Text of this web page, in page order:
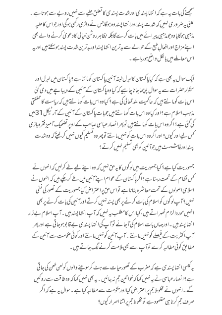
سمجھنے کی بات یہ ہے کہ انتہا پسندی اور شدت پسندی کا تعلق حلیے سے نہیں رویے سے ہوتا ہے۔
یعنی یہ ضروری نہیں کہ شدت پسند اور انتہا پسند وہ ہوگا جس نے داڑی رکھی ہوگی اور جو اس کا حلیہ
مذہبی ہوگا یا وہ جو مذہبی پیرائے میں بات کرے گا بلکہ بظاہر روشن خیالی کا دعویٰ کرنے والے بھی
اپنے مزاج اور افعالِ طبع کے حوالے سے بدترین انتہا پسند اور بدترین شدت پسند ہو سکتے ہیں اور یہ
اس معاملے میں بالکل واضح ہو رہا ہے۔
ایک سوال یہ بھی ہے کہ کیا پاکستان کا لبرل طبقہ آئینِ پاکستان کو مانتا ہے؟ پاکستان میں لبرل اور
سیکولر حضرات سے یہ سوال پوچھا جانا چاہیے کہ کیا وہ پاکستان کے آئین کے دیباچے میں دی گئی
اس بات کو مانتے ہیں کہ حاکمیت اللہ تعالیٰ کی ہے؟ کیا وہ اس بات کو مانتے ہیں کہ ریاست کا مملکتی
مذہب اسلام ہے؟ اور کیا وہ اس بات کو مانتے ہیں جو بات پاکستان کے آئین کے آرٹیکل 31 میں
کی گئی ہے؟ اگر وہ اس بات کو مانتے ہیں تو پھر انصار عباسی صاحب کے اوپر تضحیک آمیز فقرہ بازی
کس لیے اور کیوں ؟ اور اگر وہ اس بات کو نہیں مانتے تو پھر وہ تسلیم کیوں نہیں کر لیتے کہ وہ شدت
پسند اور فاشسٹ ہیں جو آئین کو بھی تسلیم نہیں کرتے؟
جمہوریت کیا ہے؟ کیا جمہوریت میں لوگوں کا یہ حق نہیں کہ وہ اپنے لیے طے کر لیں کہ انہوں نے
کس نظام کے تحت رہنا ہے؟ اگر پاکستان کے عوام اپنے آئین میں طے کر چکے ہیں کہ انہوں نے
اسلامی اصولوں کے تحت معاشرہ بنانا ہے تو اس حق پر اعتراض کیا جمہوریت کے تصور کی نفی
نہیں؟آپ لوگوں کو اسلام کی بات کرنے پر بھی پسند نہیں کرتے اور آئین کی بات کرنے پر بھی
انہیں مورد الزام ٹھہراتے ہیں ، کیا اس کا مطلب یہ نہیں کہ آپ انتہا پسند ہیں ۔ آپ اسلام بے زار
انتہا پسند ہیں ۔ اور جہاں بات اسلام کی آ جائے تو آپ کی انتہا پسندی بے قابو ہو جاتی ہے اور پھر
آپ اکثریت کے فیصلے کو نہیں مانتے ۔ آپ آئین کو نہیں مانتے اور کوئی حکومت سے آئین کے
مطابق کوئی مطالبہ کرے تو آپ اسے بھی ملامت کرنے لگ جاتے ہیں۔
یہ کیسی انتہا پسندی ہے کہ مغرب کے تصور حیات سے ہٹ کر سوچنے والوں کو لعن طعن کی جاتی
ہے؟ انصار عباسی نے یہ نہیں کہا کہ خواتین جم نہ جائیں ۔ یہ بھی نہیں کہا کہ وہ طاقت سے روکیں
گے۔ انہوں نے مخلوط جم پر اعتراض کیا اور حکومت سے مطالبہ کیا ہے۔ سوال یہ ہے کہ اگر
صرف جم کرنا ہی مقصود ہے تو مخلوط جم پر اتنا اصرار کیوں؟